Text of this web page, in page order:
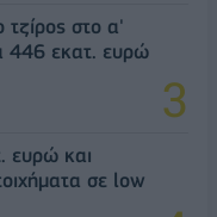
στο α'
446 εκατ. ευρώ
ευρώ και
σε low